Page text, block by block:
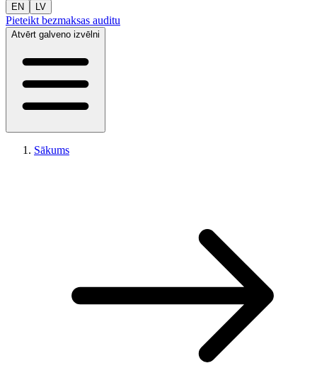
EN LV
Pieteikt bezmaksas auditu
Atvērt galveno izvēlni
Sākums